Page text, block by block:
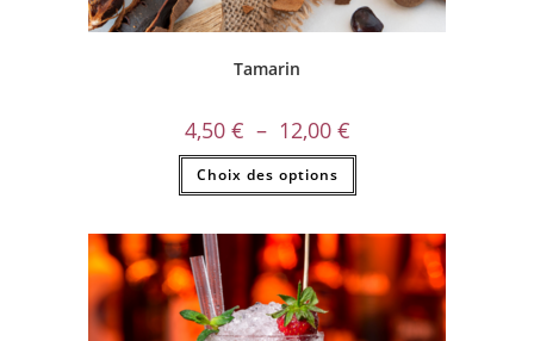
Tamarin
4,50 € – 12,00 €
Choix des options